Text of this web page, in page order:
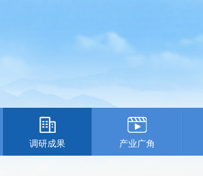
调研成果 产业广角